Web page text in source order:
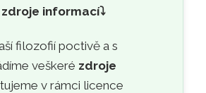
zdroje informací⤵️
filozofií poctivě a s
veškeré zdroje
v rámci licence